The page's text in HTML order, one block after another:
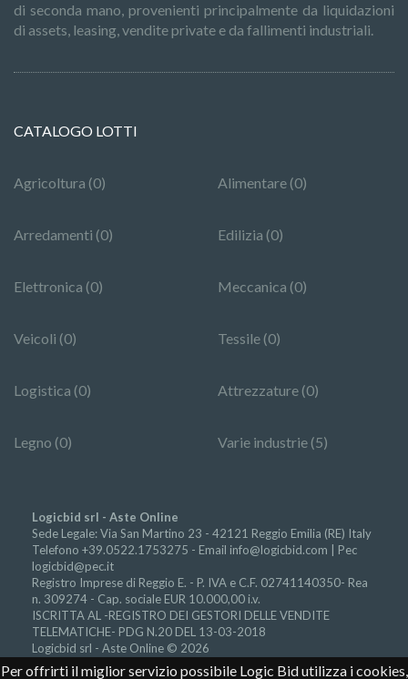
Per offrirti il miglior servizio possibile Logic Bid utilizza i cookies,
di seconda mano, provenienti principalmente da liquidazioni
di assets, leasing, vendite private e da fallimenti industriali.
CATALOGO LOTTI
Agricoltura (0) Alimentare (0)
Arredamenti (0) Edilizia (0)
Elettronica (0) Meccanica (0)
Veicoli (0) Tessile (0)
Logistica (0) Attrezzature (0)
Legno (0) Varie industrie (5)
Logicbid srl - Aste Online
Sede Legale: Via San Martino 23 - 42121 Reggio Emilia (RE) Italy
Telefono +39.0522.1753275 - Email info@logicbid.com | Pec
logicbid@pec.it
Registro Imprese di Reggio E. - P. IVA e C.F. 02741140350- Rea
n. 309274 - Cap. sociale EUR 10.000,00 i.v.
ISCRITTA AL -REGISTRO DEI GESTORI DELLE VENDITE
TELEMATICHE- PDG N.20 DEL 13-03-2018
Logicbid srl - Aste Online © 2026
Accesso autorità giudiziarie -Progetto Finanziato Por Fesr